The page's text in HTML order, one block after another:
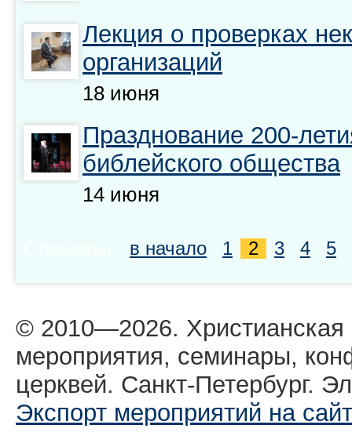
Лекция о проверках
организаций
18 июня
Празднование 200-
библейского общества
14 июня
в начало 1 2 3 4 5
© 2010—2026.
мероприятия, семинары,
церквей. Санкт-Петербург.
Экспорт мероприятий на сайт